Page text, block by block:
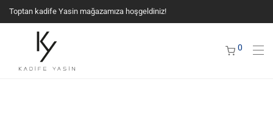
Toptan kadife Yasin mağazamıza hoşgeldiniz!
0